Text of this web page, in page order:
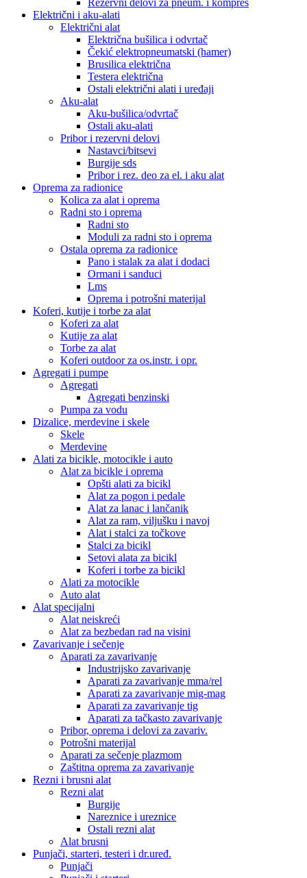
Rezervni delovi za pneum. i kompres
Električni i aku-alati
Električni alat
Električna bušilica i odvrtač
Čekić elektropneumatski (hamer)
Brusilica električna
Testera električna
Ostali električni alati i uređaji
Aku-alat
Aku-bušilica/odvrtač
Ostali aku-alati
Pribor i rezervni delovi
Nastavci/bitsevi
Burgije sds
Pribor i rez. deo za el. i aku alat
Oprema za radionice
Kolica za alat i oprema
Radni sto i oprema
Radni sto
Moduli za radni sto i oprema
Ostala oprema za radionice
Pano i stalak za alat i dodaci
Ormani i sanduci
Lms
Oprema i potrošni materijal
Koferi, kutije i torbe za alat
Koferi za alat
Kutije za alat
Torbe za alat
Koferi outdoor za os.instr. i opr.
Agregati i pumpe
Agregati
Agregati benzinski
Pumpa za vodu
Dizalice, merdevine i skele
Skele
Merdevine
Alati za bicikle, motocikle i auto
Alat za bicikle i oprema
Opšti alati za bicikl
Alat za pogon i pedale
Alat za lanac i lančanik
Alat za ram, viljušku i navoj
Alat i stalci za točkove
Stalci za bicikl
Setovi alata za bicikl
Koferi i torbe za bicikl
Alati za motocikle
Auto alat
Alat specijalni
Alat neiskreći
Alat za bezbedan rad na visini
Zavarivanje i sečenje
Aparati za zavarivanje
Industrijsko zavarivanje
Aparati za zavarivanje mma/rel
Aparati za zavarivanje mig-mag
Aparati za zavarivanje tig
Aparati za tačkasto zavarivanje
Pribor, oprema i delovi za zavariv.
Potrošni materijal
Aparati za sečenje plazmom
Zaštitna oprema za zavarivanje
Rezni i brusni alat
Rezni alat
Burgije
Nareznice i ureznice
Ostali rezni alat
Alat brusni
Punjači, starteri, testeri i dr.uređ.
Punjači